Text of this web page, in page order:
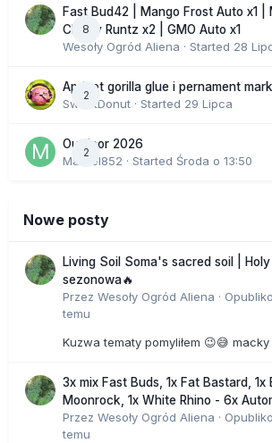
8
Fast Bud42 | Mango Frost Auto x1 |
Cherry Runtz x2 | GMO Auto x1
Wesoły Ogród Aliena · Started 28
2
Apricot gorilla glue i pernament
SweetDonut · Started 29 Lipca
2
Outdoor 2026
Marcel852 · Started Środa o 13:50
Nowe posty
Living Soil Soma's sacred soil |
sezonowa🔥
Przez Wesoły Ogród Aliena ·
temu
Kuzwa tematy pomyliłem 😉😅
3x mix Fast Buds, 1x Fat Bastard,
Moonrock, 1x White Rhino - 6x
Przez Wesoły Ogród Aliena ·
temu